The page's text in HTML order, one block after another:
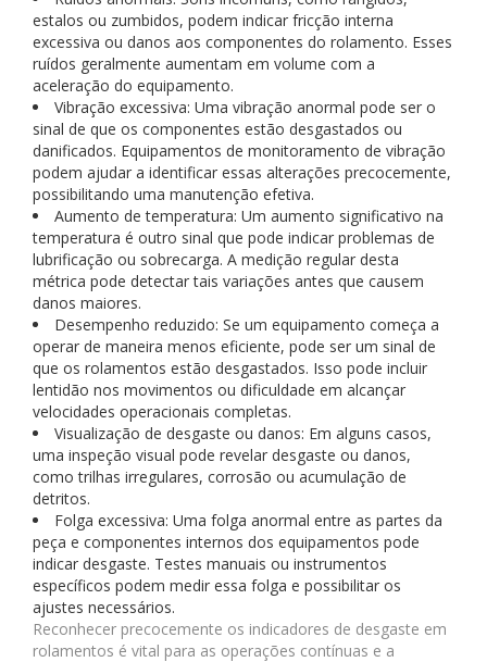
estalos ou zumbidos, podem indicar fricção interna
excessiva ou danos aos componentes do rolamento. Esses
ruídos geralmente aumentam em volume com a
aceleração do equipamento.
Vibração excessiva: Uma vibração anormal pode ser o
sinal de que os componentes estão desgastados ou
danificados. Equipamentos de monitoramento de vibração
podem ajudar a identificar essas alterações precocemente,
possibilitando uma manutenção efetiva.
Aumento de temperatura: Um aumento significativo na
temperatura é outro sinal que pode indicar problemas de
lubrificação ou sobrecarga. A medição regular desta
métrica pode detectar tais variações antes que causem
danos maiores.
Desempenho reduzido: Se um equipamento começa a
operar de maneira menos eficiente, pode ser um sinal de
que os rolamentos estão desgastados. Isso pode incluir
lentidão nos movimentos ou dificuldade em alcançar
velocidades operacionais completas.
Visualização de desgaste ou danos: Em alguns casos,
uma inspeção visual pode revelar desgaste ou danos,
como trilhas irregulares, corrosão ou acumulação de
detritos.
Folga excessiva: Uma folga anormal entre as partes da
peça e componentes internos dos equipamentos pode
indicar desgaste. Testes manuais ou instrumentos
específicos podem medir essa folga e possibilitar os
ajustes necessários.
Reconhecer precocemente os indicadores de desgaste em
rolamentos é vital para as operações contínuas e a